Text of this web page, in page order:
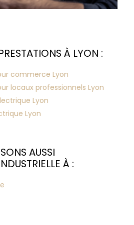
À LYON :
commerce Lyon
locaux professionnels Lyon
Lyon
Lyon
AUSSI
À :